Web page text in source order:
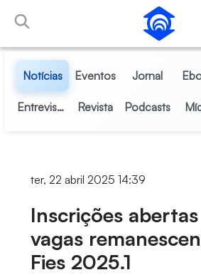
Pular para o Conteúdo principal
Notícias Eventos Jornal
Entrevistas Revista Podcasts
ter, 22 abril 2025 14:39
Inscrições
vagas
Fies 2025.1